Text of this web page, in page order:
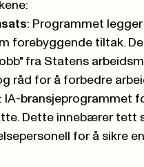
: Programmet
forebyggende tiltak.
fra Statens
råd for å forbedre
: IA-bransjeprogrammet
Dette innebærer tett
for å sikre